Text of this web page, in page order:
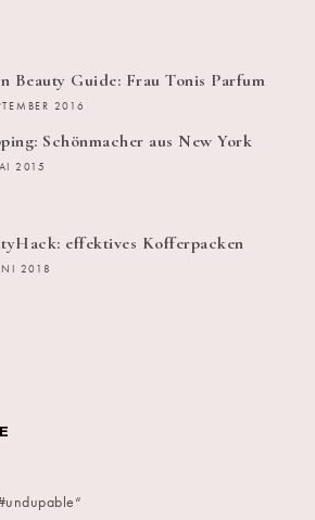
Beauty Guide: Frau Tonis Parfum
2016
Schönmacher aus New York
2015
effektives Kofferpacken
2018